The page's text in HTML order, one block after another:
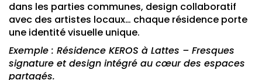
dans les parties communes, design collaboratif
avec des artistes locaux… chaque résidence porte
une identité visuelle unique.
Exemple : Résidence KEROS à Lattes – Fresques
signature et design intégré au cœur des espaces
partagés.